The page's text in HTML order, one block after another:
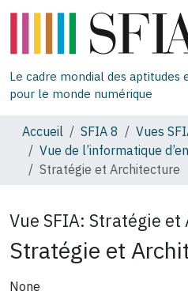
Le cadre mondial des aptitudes
pour le monde numérique
Accueil SFIA 8
Vues
Vue de l’informatique
Stratégie et Architecture
Vue SFIA: Stratégie et
Stratégie et
None